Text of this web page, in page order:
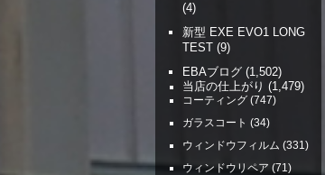
(4)
新型 EXE EVO1 LONG
TEST (9)
EBAブログ (1,502)
当店の仕上がり (1,479)
コーティング (747)
ガラスコート (34)
ウィンドウフィルム (331)
ウィンドウリペア (71)